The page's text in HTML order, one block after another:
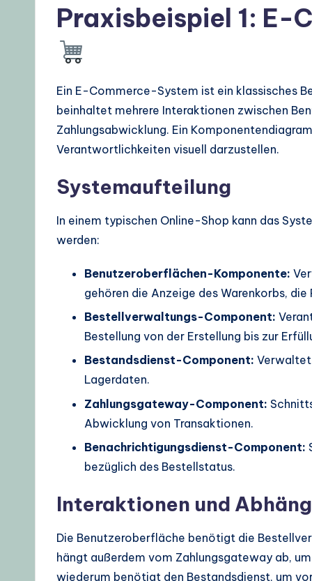
Praxisbeispiel 1:
Ein E-Commerce-System ist ein klassisches
beinhaltet mehrere Interaktionen zwischen
Zahlungsabwicklung. Ein
Verantwortlichkeiten visuell darzustellen.
Systemaufteilung
In einem typischen Online-Shop kann das
werden:
Benutzeroberflächen-Komponente:
gehören die Anzeige des Warenkorbs,
Bestellverwaltungs-Component:
Bestellung von der Erstellung bis zur
Bestandsdienst-Component: Verwaltet
Lagerdaten.
Zahlungsgateway-Component:
Abwicklung von Transaktionen.
Benachrichtigungsdienst-Component:
bezüglich des Bestellstatus.
Interaktionen und
Die Benutzeroberfläche benötigt die
hängt außerdem vom Zahlungsgateway ab,
wiederum benötigt den Bestandsdienst, um